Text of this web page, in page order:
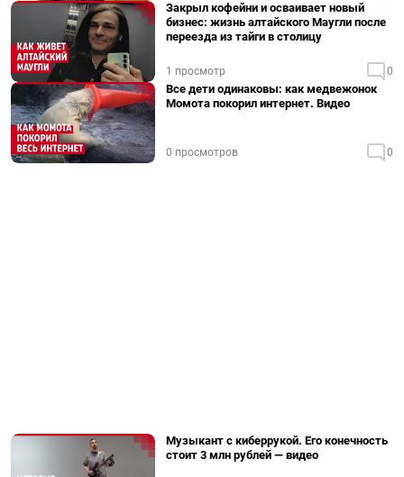
Закрыл кофейни и осваивает новый
бизнес: жизнь алтайского Маугли после
переезда из тайги в столицу
1 просмотр 0
Все дети одинаковы: как медвежонок
Момота покорил интернет. Видео
0 просмотров 0
Музыкант с киберрукой. Его конечность
стоит 3 млн рублей — видео